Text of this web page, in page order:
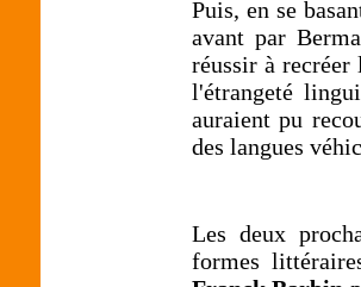
Puis, en se
avant par
réussir à
l'étrangeté
auraient pu
des langues
Les deux
formes